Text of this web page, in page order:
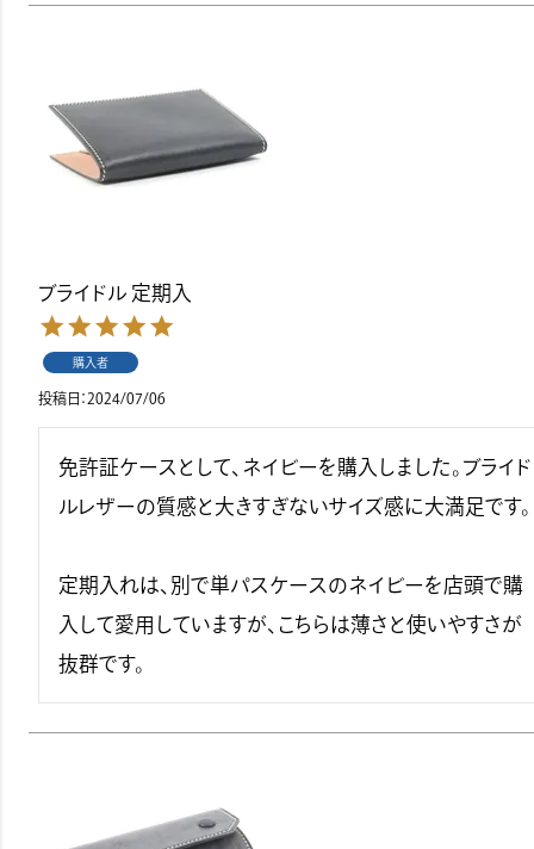
ブライドル 定期入
購入者
投稿日 2024/07/06
免許証ケースとして、ネイビーを購入しました。ブライド
ルレザーの質感と大きすぎないサイズ感に大満足です。
定期入れは、別で単パスケースのネイビーを店頭で購
入して愛用していますが、こちらは薄さと使いやすさが
抜群です。